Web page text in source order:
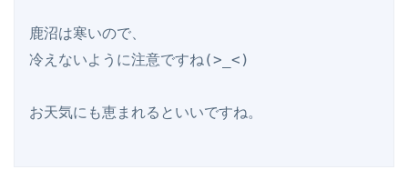
鹿沼は寒いので、
冷えないように注意ですね(>_<)